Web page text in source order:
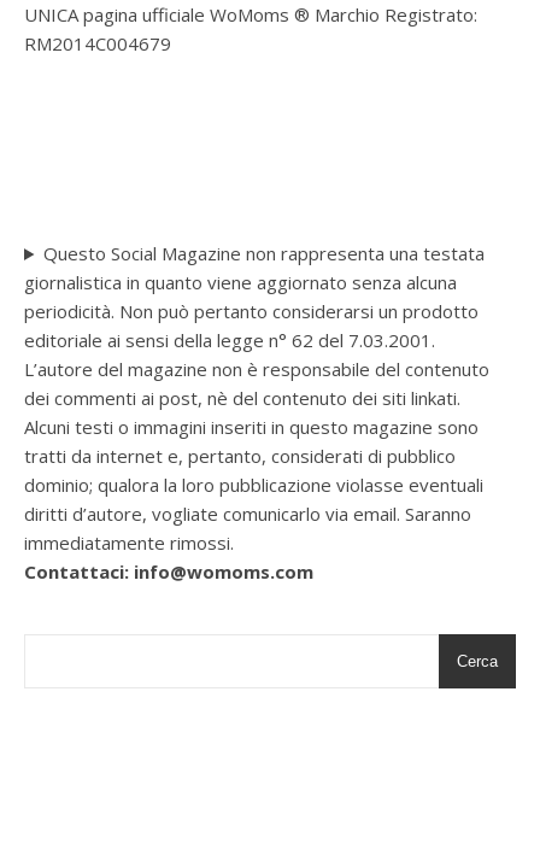
UNICA pagina ufficiale WoMoms ® Marchio Registrato:
RM2014C004679
Questo Social Magazine non rappresenta una testata
giornalistica in quanto viene aggiornato senza alcuna
periodicità. Non può pertanto considerarsi un prodotto
editoriale ai sensi della legge n° 62 del 7.03.2001.
L’autore del magazine non è responsabile del contenuto
dei commenti ai post, nè del contenuto dei siti linkati.
Alcuni testi o immagini inseriti in questo magazine sono
tratti da internet e, pertanto, considerati di pubblico
dominio; qualora la loro pubblicazione violasse eventuali
diritti d’autore, vogliate comunicarlo via email. Saranno
immediatamente rimossi.
Contattaci: info@womoms.com
Cerca